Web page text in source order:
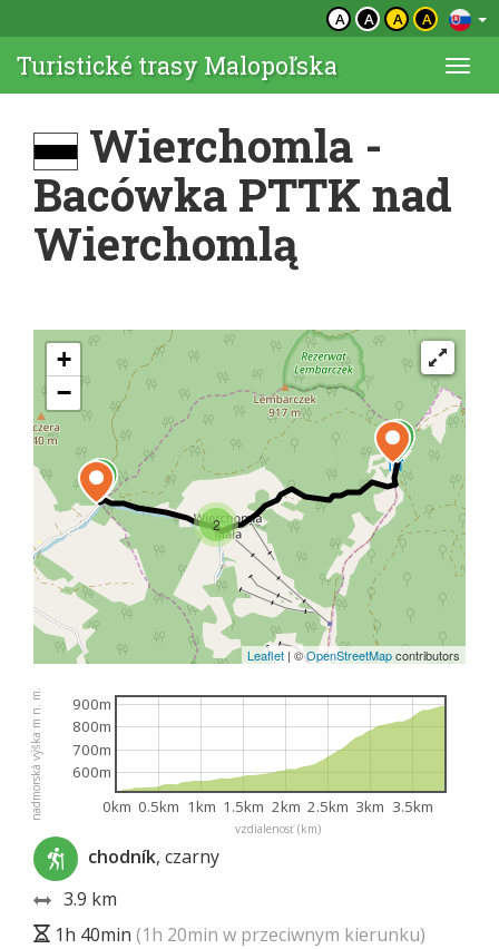
A A A A
Turistické trasy Malopoľska
Wierchomla -
Bacówka PTTK nad
Wierchomlą
2
+
−
Leaflet | ©OpenStreetMapcontributors
vzdialenosť (km)
nadmorská výška m n. m. 0km 0.5km 1km 1.5km 2km 2.5km 3km 3.5km
600m
700m
800m
900m
chodník, czarny
3.9 km
1h 40min (1h 20min w przeciwnym kierunku)